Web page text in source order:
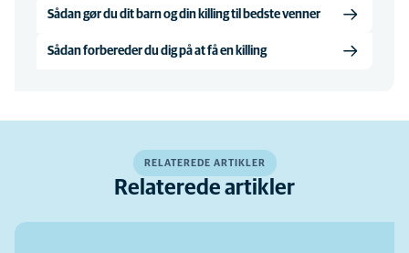
Sådan gør du dit barn og din killing til bedste venner
Sådan forbereder du dig på at få en killing
RELATEREDE ARTIKLER
Relaterede artikler